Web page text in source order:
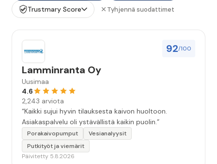
Trustmary Score
Tyhjennä suodattimet
92/100
Lamminranta Oy
Uusimaa
4.6
2,243 arviota
“Kaikki sujui hyvin tilauksesta kaivon huoltoon.
Asiakaspalvelu oli ystävällistä kaikin puolin.”
Porakaivopumput
Vesianalyysit
Putkityöt ja viemärit
Päivitetty 5.8.2026